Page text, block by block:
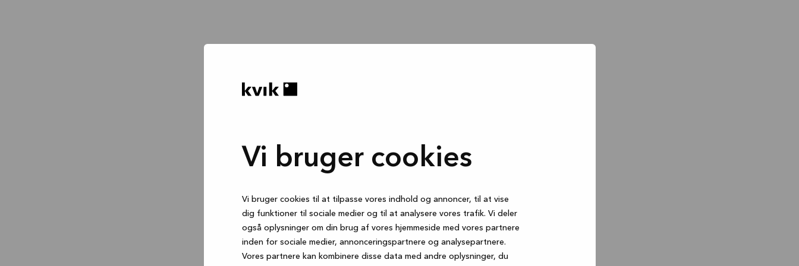
Vi bruger cookies
Vi bruger cookies til at tilpasse vores indhold og annoncer, til at vise
dig funktioner til sociale medier og til at analysere vores trafik. Vi deler
også oplysninger om din brug af vores hjemmeside med vores partnere
inden for sociale medier, annonceringspartnere og analysepartnere.
Vores partnere kan kombinere disse data med andre oplysninger, du